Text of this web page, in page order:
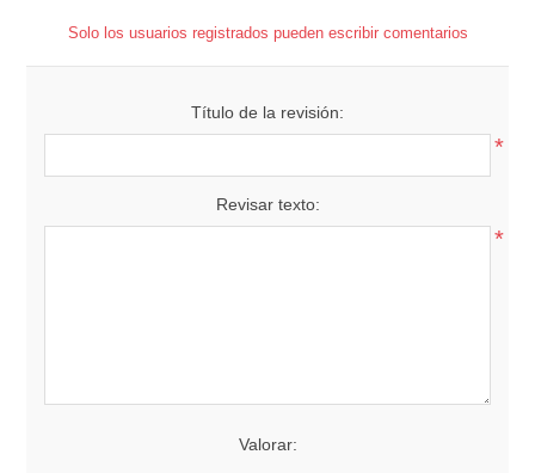
Solo los usuarios registrados pueden escribir comentarios
Título de la revisión:
*
Revisar texto:
*
Valorar: